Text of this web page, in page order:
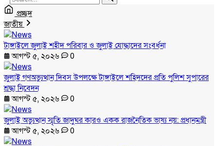
প্রচ্ছদ
জাতীয়
টাঙ্গাইলে জুলাই শহীদ পরিবার ও জুলাই যোদ্ধাদের সংবর্ধনা
আগস্ট ৫, ২০২৬
0
জুলাই গণঅভ্যুত্থান দিবস উপলক্ষে টাঙ্গাইলে শহিদদের প্রতি পুলিশ সুপারের
শ্রদ্ধা নিবেদন
আগস্ট ৫, ২০২৬
0
জুলাই অভ্যুত্থান স্মৃতি জাদুঘর কারও একক রাজনৈতিক ভাষ্য নয়: প্রধানমন্ত্রী
আগস্ট ৫, ২০২৬
0